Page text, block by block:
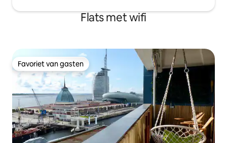
Flats met wifi
Favoriet van gasten
Favoriet van gasten